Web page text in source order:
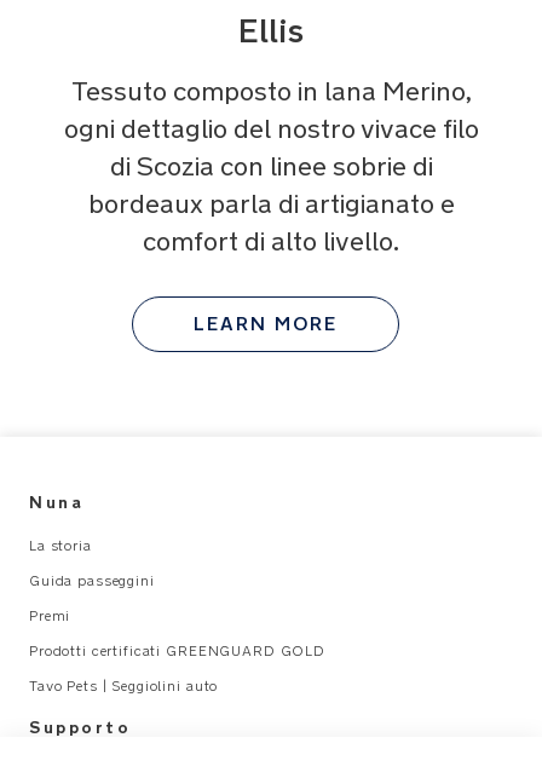
Ellis
Tessuto composto in lana Merino,
ogni dettaglio del nostro vivace filo
di Scozia con linee sobrie di
bordeaux parla di artigianato e
comfort di alto livello.
LEARN MORE
Nuna
La storia
Guida passeggini
Premi
Prodotti certificati GREENGUARD GOLD
Tavo Pets | Seggiolini auto
Supporto